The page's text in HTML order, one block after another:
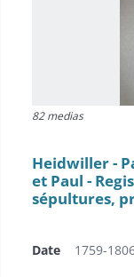
82 medias
Heidwiller -
et Paul -
sépultures,
Date 1759-